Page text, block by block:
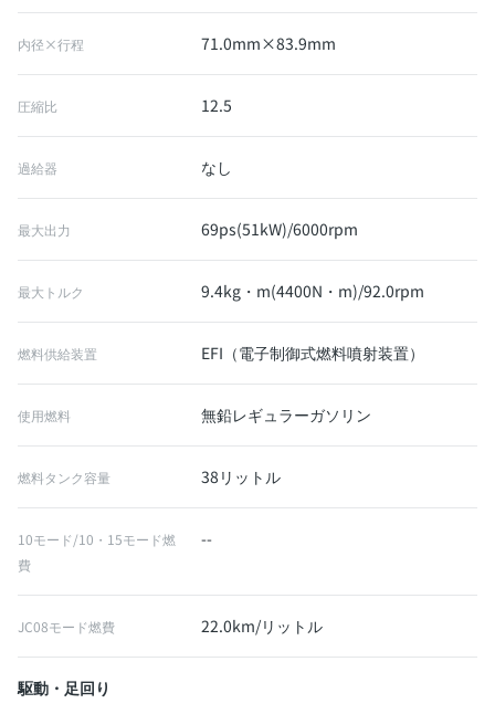
内径×行程 71.0mm×83.9mm
圧縮比 12.5
過給器 なし
最大出力 69ps(51kW)/6000rpm
最大トルク 9.4kg・m(4400N・m)/92.0rpm
燃料供給装置 EFI（電子制御式燃料噴射装置）
使用燃料 無鉛レギュラーガソリン
燃料タンク容量 38リットル
10モード/10・15モード燃
費
--
JC08モード燃費 22.0km/リットル
駆動・足回り